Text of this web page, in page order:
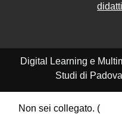
Digital Learning e
Studi di
Non sei collegato. (